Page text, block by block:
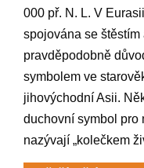
000 př. N. L. V
spojována se štěstím
pravděpodobně
symbolem ve
jihovýchodní Asii.
duchovní symbol pro
nazývají „kolečkem